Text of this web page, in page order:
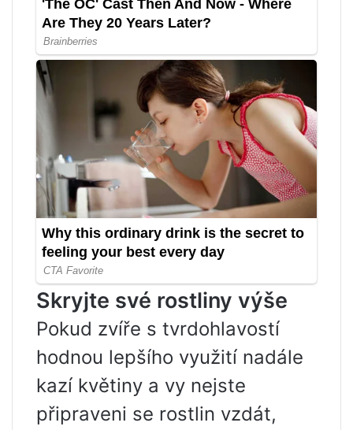
Skryjte své rostliny výše
Pokud zvíře s tvrdohlavostí
hodnou lepšího využití nadále
kazí květiny a vy nejste
připraveni se rostlin vzdát,